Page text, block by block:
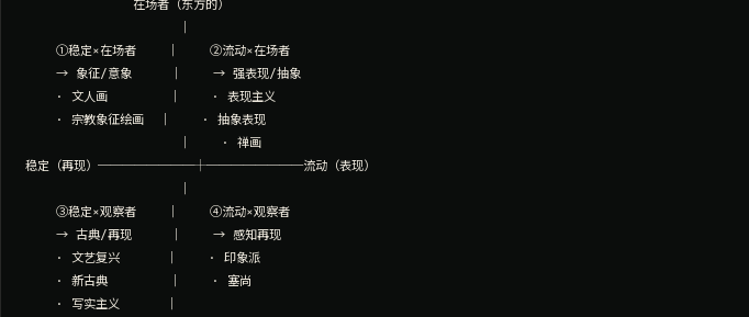
              在场者（东方的）
    ①稳定×在场者    │    ②流动×在场者
    → 象征/意象     │    → 强表现/抽象
    · 文人画        │    · 表现主义
    · 宗教象征绘画  │    · 抽象表现
                    │    · 禅画
稳定（再现）────────┼────────流动（表现）
    ③稳定×观察者    │    ④流动×观察者
    → 古典/再现     │    → 感知再现
    · 文艺复兴      │    · 印象派
    · 新古典        │    · 塞尚
    · 写实主义      │